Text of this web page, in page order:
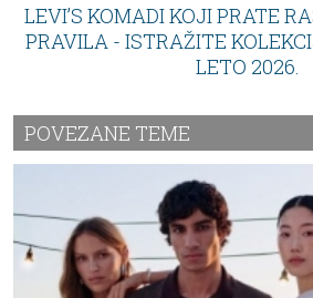
LEVI’S KOMADI KOJI PRATE
PRAVILA - ISTRAŽITE
LETO 2026.
POVEZANE TEME